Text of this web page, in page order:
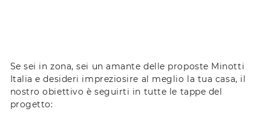
Se sei in zona, sei un amante delle proposte Minotti
Italia e desideri impreziosire al meglio la tua casa, il
nostro obiettivo è seguirti in tutte le tappe del
progetto: